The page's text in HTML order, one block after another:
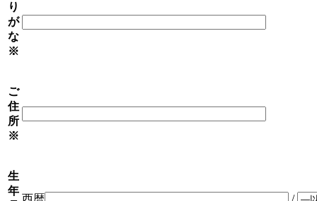
り
が
な
※
ご
住
所
※
生
年